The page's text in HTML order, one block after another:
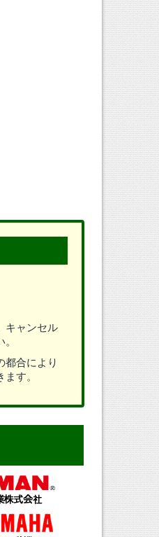
キャンセル
都合により
す。